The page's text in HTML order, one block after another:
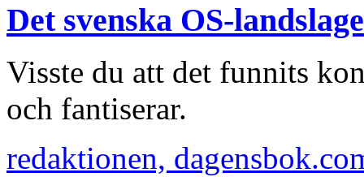
Det svenska OS-
Visste du att det funnits
och fantiserar.
redaktionen,